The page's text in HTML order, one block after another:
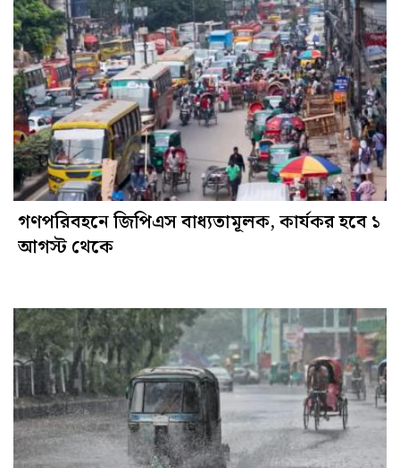
গণপরিবহনে জিপিএস বাধ্যতামূলক, কার্যকর হবে ১
আগস্ট থেকে